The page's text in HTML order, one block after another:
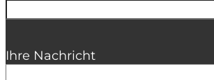
Ihre Nachricht